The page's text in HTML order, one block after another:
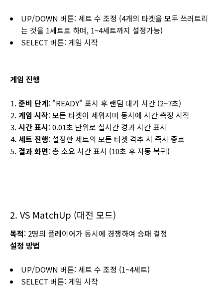
UP/DOWN 버튼: 세트 수 조정 (4개의 타겟을 모두 쓰러트리
는 것을 1세트로 하며, 1~4세트까지 설정가능)
SELECT 버튼: 게임 시작
게임 진행
준비 단계: "READY" 표시 후 랜덤 대기 시간 (2~7초)
게임 시작: 모든 타겟이 세워지며 동시에 시간 측정 시작
시간 표시: 0.01초 단위로 실시간 경과 시간 표시
세트 진행: 설정한 세트의 모든 타겟 격추 시 즉시 종료
결과 화면: 총 소요 시간 표시 (10초 후 자동 복귀)
2. VS MatchUp (대전 모드)
목적: 2명의 플레이어가 동시에 경쟁하여 승패 결정
설정 방법
UP/DOWN 버튼: 세트 수 조정 (1~4세트)
SELECT 버튼: 게임 시작